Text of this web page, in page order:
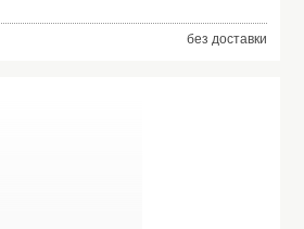
без доставки